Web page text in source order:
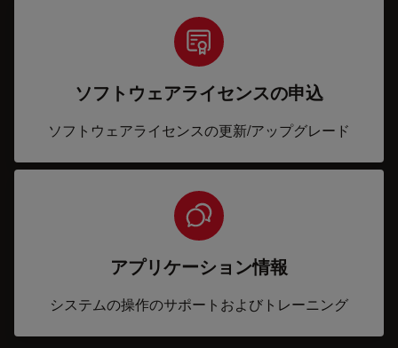
ソフトウェアライセンスの申込
ソフトウェアライセンスの更新/アップグレード
アプリケーション情報
システムの操作のサポートおよびトレーニング